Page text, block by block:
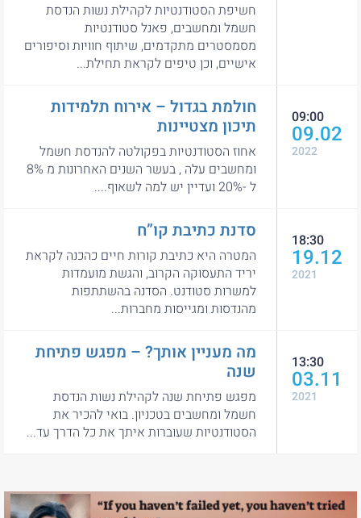
חשיפת הסטודנטיות לקהילת נשות הנדסת
חשמל ומחשבים, פאנל סטודנטיות
מסמסטרים מתקדמים, שיתוף חוויות וסיפורים
אישיים, וכן טיפים לקראת תחילת...
09:00
09.02
2022
חולמת בגדול – אירוח תלמידות
תיכון מצטיינות
אחוז הסטודנטיות בפקולטה להנדסת חשמל
ומחשבים עלה , בעשר השנים האחרונות מ 8%
ל -20% ועדיין יש למה לשאוף....
18:30
19.12
2021
סדנת כתיבת קו”ח
המטרה היא כתיבת קורות חיים כהכנה לקראת
יריד התעסוקה הקרוב, והגשת מועמדות
למשרות סטודנט. הסדנה בהשתתפות
מהנדסות ומגייסות מחברות...
13:30
03.11
2021
מה מעניין אותך? – מפגש פתיחת
שנה
מפגש פתיחת שנה לקהילת נשות הנדסת
חשמל ומחשבים בטכניון. בואי להכיר את
הסטודנטיות שעוברות איתך את כל הדרך עד...